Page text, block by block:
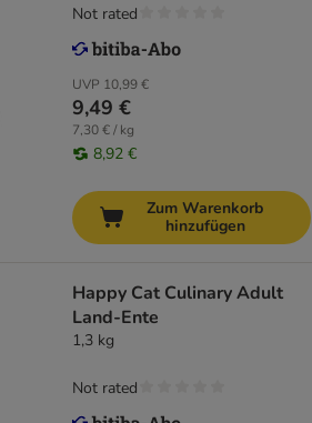
UVP 10,99 €
9,49 €
7,30 € / kg
8,92 €
Not rated
Zum Warenkorb
hinzufügen
Happy Cat Culinary Adult
Land-Ente
1,3 kg
Not rated